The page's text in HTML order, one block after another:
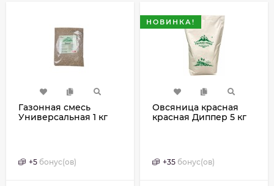
Газонная смесь
Универсальная 1 кг
+5 бонус(ов)
НОВИНКА!
Овсяница красная
красная Диппер 5 кг
+35 бонус(ов)